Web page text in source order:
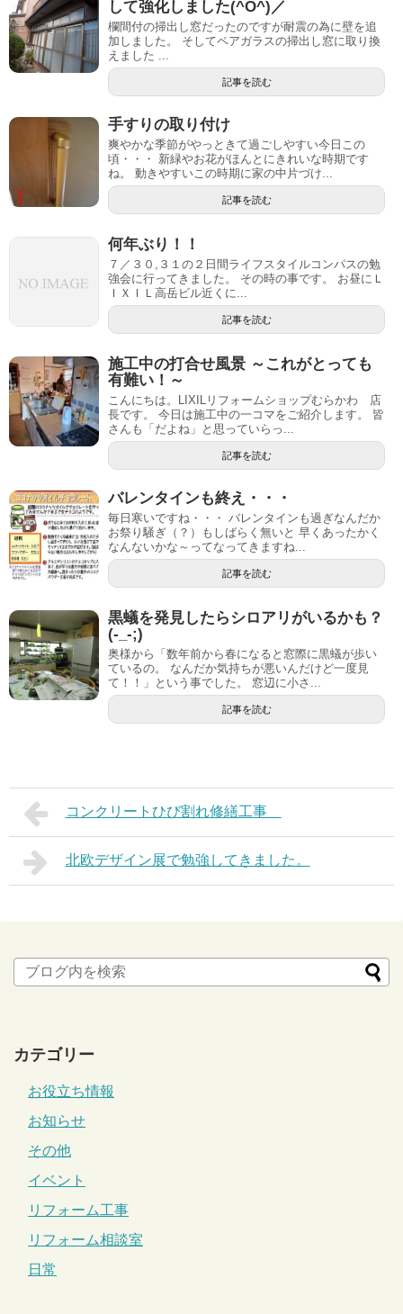
して強化しました(^O^)／
欄間付の掃出し窓だったのですが耐震の為に壁を追
加しました。 そしてペアガラスの掃出し窓に取り換
えました ...
記事を読む
手すりの取り付け
爽やかな季節がやっときて過ごしやすい今日この
頃・・・ 新緑やお花がほんとにきれいな時期です
ね。 動きやすいこの時期に家の中片づけ...
記事を読む
何年ぶり！！
７／３０,３１の２日間ライフスタイルコンパスの勉
強会に行ってきました。 その時の事です。 お昼にＬ
ＩＸＩＬ高岳ビル近くに...
記事を読む
施工中の打合せ風景 ～これがとっても
有難い！～
こんにちは。LIXILリフォームショップむらかわ 店
長です。 今日は施工中の一コマをご紹介します。 皆
さんも「だよね」と思っていらっ...
記事を読む
バレンタインも終え・・・
毎日寒いですね・・・ バレンタインも過ぎなんだか
お祭り騒ぎ（？）もしばらく無いと 早くあったかく
なんないかな～ってなってきますね...
記事を読む
黒蟻を発見したらシロアリがいるかも？
(-_-;)
奥様から「数年前から春になると窓際に黒蟻が歩い
ているの。 なんだか気持ちが悪いんだけど一度見
て！！」という事でした。 窓辺に小さ...
記事を読む
コンクリートひび割れ修繕工事
北欧デザイン展で勉強してきました。
カテゴリー
お役立ち情報
お知らせ
その他
イベント
リフォーム工事
リフォーム相談室
日常